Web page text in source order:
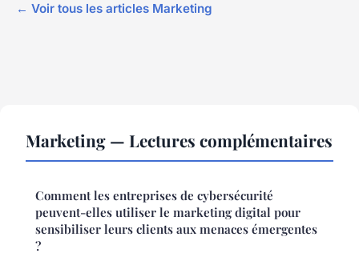
← Voir tous les articles Marketing
Marketing — Lectures complémentaires
Comment les entreprises de cybersécurité
peuvent-elles utiliser le marketing digital pour
sensibiliser leurs clients aux menaces émergentes
?